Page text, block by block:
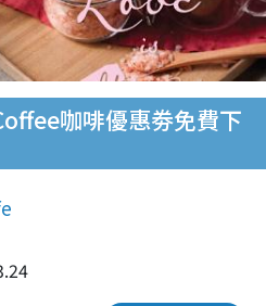
咖啡優惠劵免費下